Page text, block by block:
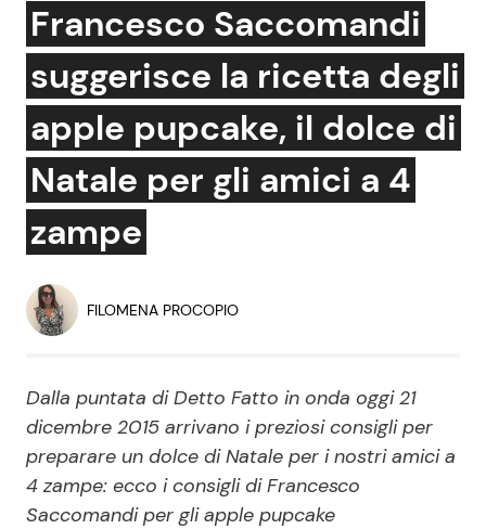
News e Cronaca
Attualità Italiana
Dal Mondo
Economia
Persone Scomparse
Gossip e TV
Bellezze VIP
Coppie VIP
Soap Opera
ShowBiz Social News
Francesco Saccomandi
suggerisce la ricetta degli
apple pupcake, il dolce di
Natale per gli amici a 4
zampe
FILOMENA PROCOPIO
Dalla puntata di Detto Fatto in onda oggi 21
dicembre 2015 arrivano i preziosi consigli per
preparare un dolce di Natale per i nostri amici a
4 zampe: ecco i consigli di Francesco
Saccomandi per gli apple pupcake